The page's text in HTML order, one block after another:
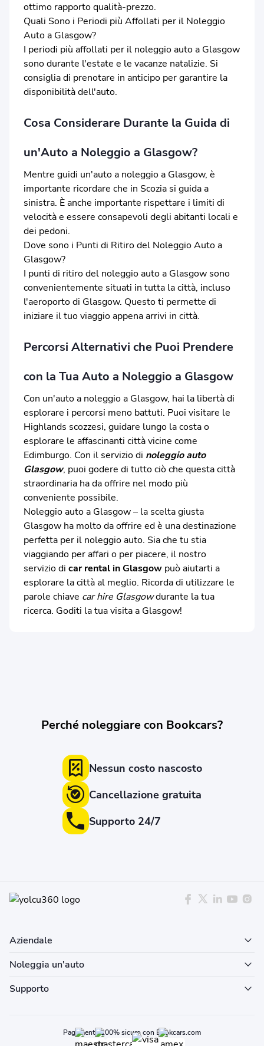
ottimo rapporto qualità-prezzo.
Quali Sono i Periodi più Affollati per il Noleggio
Auto a Glasgow?
I periodi più affollati per il noleggio auto a Glasgow
sono durante l'estate e le vacanze natalizie. Si
consiglia di prenotare in anticipo per garantire la
disponibilità dell'auto.
Cosa Considerare Durante la Guida di
un'Auto a Noleggio a Glasgow?
Mentre guidi un'auto a noleggio a Glasgow, è
importante ricordare che in Scozia si guida a
sinistra. È anche importante rispettare i limiti di
velocità e essere consapevoli degli abitanti locali e
dei pedoni.
Dove sono i Punti di Ritiro del Noleggio Auto a
Glasgow?
I punti di ritiro del noleggio auto a Glasgow sono
convenientemente situati in tutta la città, incluso
l'aeroporto di Glasgow. Questo ti permette di
iniziare il tuo viaggio appena arrivi in città.
Percorsi Alternativi che Puoi Prendere
con la Tua Auto a Noleggio a Glasgow
Con un'auto a noleggio a Glasgow, hai la libertà di
esplorare i percorsi meno battuti. Puoi visitare le
Highlands scozzesi, guidare lungo la costa o
esplorare le affascinanti città vicine come
Edimburgo. Con il servizio di noleggio auto
Glasgow, puoi godere di tutto ciò che questa città
straordinaria ha da offrire nel modo più
conveniente possibile.
Noleggio auto a Glasgow – la scelta giusta
Glasgow ha molto da offrire ed è una destinazione
perfetta per il noleggio auto. Sia che tu stia
viaggiando per affari o per piacere, il nostro
servizio di car rental in Glasgow può aiutarti a
esplorare la città al meglio. Ricorda di utilizzare le
parole chiave car hire Glasgowdurante la tua
ricerca. Goditi la tua visita a Glasgow!
Perché noleggiare con Bookcars?
Nessun costo nascosto
Cancellazione gratuita
Supporto 24/7
Aziendale
Noleggia un'auto
Supporto
Pagamento 100% sicuro con Bookcars.com